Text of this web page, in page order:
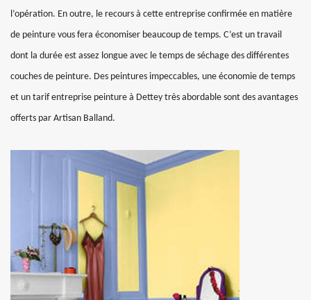
l’opération. En outre, le recours à cette entreprise confirmée en matière
de peinture vous fera économiser beaucoup de temps. C’est un travail
dont la durée est assez longue avec le temps de séchage des différentes
couches de peinture. Des peintures impeccables, une économie de temps
et un tarif entreprise peinture à Dettey très abordable sont des avantages
offerts par Artisan Balland.